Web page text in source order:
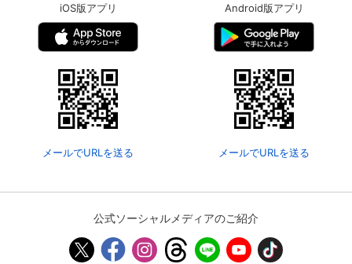
iOS版アプリ
メールでURLを送る
Android版アプリ
メールでURLを送る
公式ソーシャルメディアのご紹介